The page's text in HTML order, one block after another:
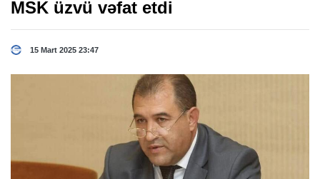
MSK üzvü vəfat etdi
15 Mart 2025 23:47